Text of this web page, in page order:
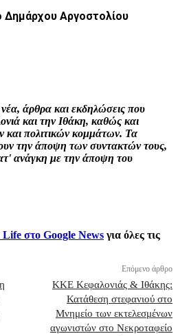
Δημάρχου Αργοστολίου
άρθρα και εκδηλώσεις που
και την Ιθάκη, καθώς και
και πολιτικών κομμάτων. Τα
την άποψη των συντακτών τους,
ανάγκη με την άποψη του
στο Google News για όλες τις
Επόμενο άρθρο
ΚΚΕ Κεφαλονιάς & Ιθάκης:
Κατάθεση στεφανιού στο
Μνημείο των εκτελεσμένων
αγωνιστών στο Νεκροταφείο